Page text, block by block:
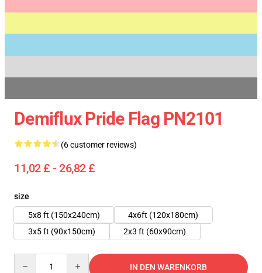
Demiflux Pride Flag PN2101
(6 customer reviews)
11,02 £ - 26,82 £
size
5x8 ft (150x240cm)
4x6ft (120x180cm)
3x5 ft (90x150cm)
2x3 ft (60x90cm)
IN DEN WARENKORB